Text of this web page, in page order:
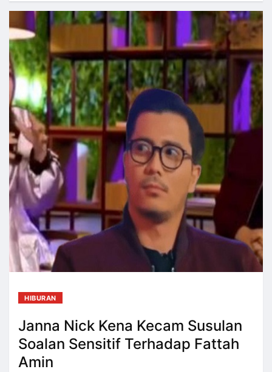
HIBURAN
Janna Nick Kena Kecam Susulan
Soalan Sensitif Terhadap Fattah
Amin